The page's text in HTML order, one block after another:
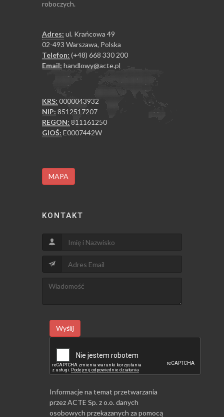
roboczych.
Adres: ul. Krańcowa 49
02-493 Warszawa, Polska
Telefon: (+48) 668 330 200
Email: handlowy@acte.pl
KRS: 0000043932
NIP: 8512517207
REGON: 811161250
GIOŚ: E0007442W
MAPA
KONTAKT
Wyślij
Informacje na temat przetwarzania
przez ACTE Sp. z o.o. danych
osobowych przekazanych za pomocą